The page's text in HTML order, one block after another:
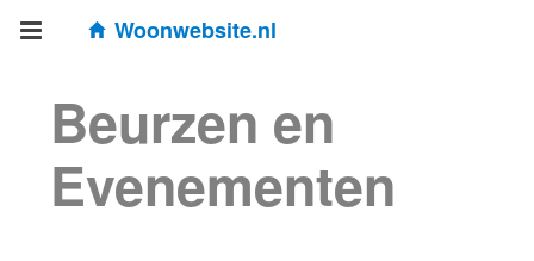
Woonwebsite.nl
Beurzen en
Evenementen